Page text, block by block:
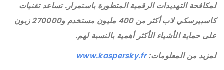
لمكافحة التهديدات الرقمية المتطورة باستمرار. تساعد تقنيات
كاسبيرسكي لاب أكثر من 400 مليون مستخدم و270000 زبون
على حماية الأشياء الأكثر أهمية بالنسبة لهم.
لمزيد من المعلومات:www.kaspersky.fr